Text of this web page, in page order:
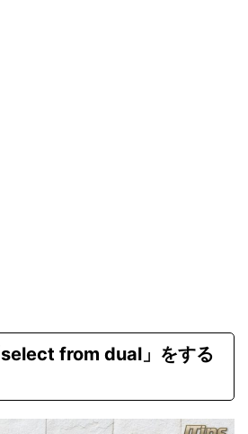
from dual」をする